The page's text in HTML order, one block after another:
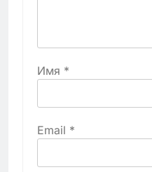
Имя *
Email *